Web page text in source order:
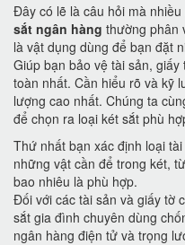
Đây có lẽ là câu hỏi mà
sắt ngân hàng thường phân
là vật dụng dùng để bạn đặt
Giúp bạn bảo vệ tài sản,
toàn nhất. Cần hiểu rõ và kỹ
lượng cao nhất. Chúng ta
để chọn ra loại két sắt phù
Thứ nhất bạn xác định loại
những vật cần để trong két,
bao nhiêu là phù hợp.
Đối với các tài sản và giấy tờ
sắt gia đình chuyên dùng
ngân hàng điện tử và trọng